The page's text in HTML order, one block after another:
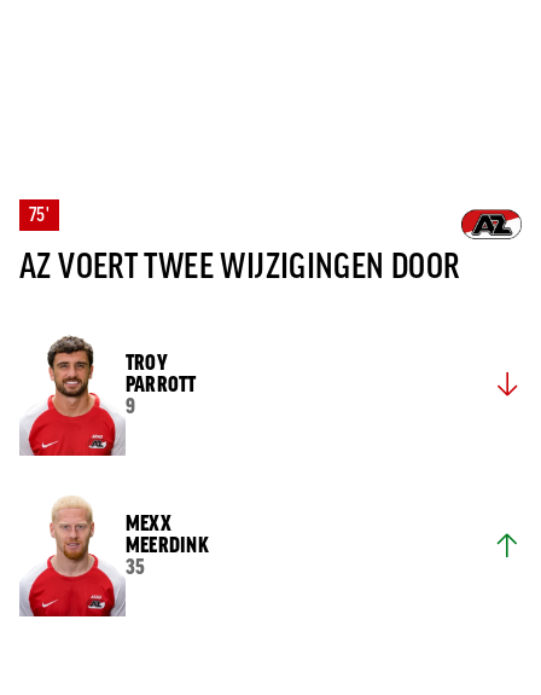
75'
AZ VOERT TWEE WIJZIGINGEN DOOR
TROY
PARROTT
9
MEXX
MEERDINK
35